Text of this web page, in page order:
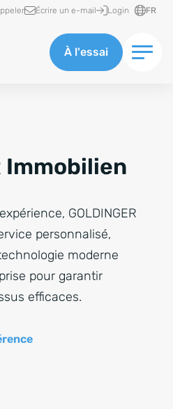
rapideÉcrire un e-mail Login FR
À l'essai
Immobilien
GOLDINGER
personnalisé,
moderne
pour garantir
efficaces.